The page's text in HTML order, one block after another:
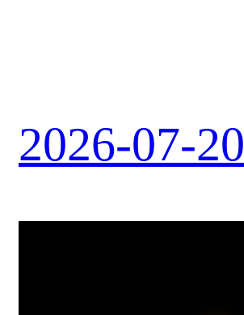
2026-07-20